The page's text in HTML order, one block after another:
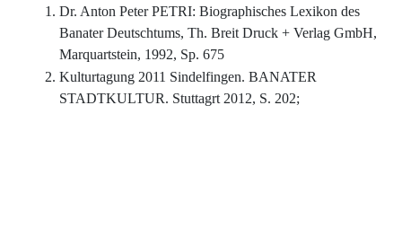
Dr. Anton Peter PETRI: Biographisches Lexikon des
Banater Deutschtums, Th. Breit Druck + Verlag GmbH,
Marquartstein, 1992, Sp. 675
Kulturtagung 2011 Sindelfingen. BANATER
STADTKULTUR. Stuttagrt 2012, S. 202;